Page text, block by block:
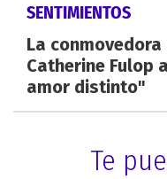
SENTIMIENTOS
La
Catherine Fulop
amor distinto"
Te